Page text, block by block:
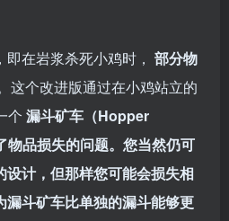
在岩浆杀死小鸡时， 部分物
这个改进版通过在小鸡站立的
个 漏斗矿车（Hopper
品损失的问题。您当然仍可
设计，但那样您可能会损失相
漏斗矿车比单独的漏斗能够更